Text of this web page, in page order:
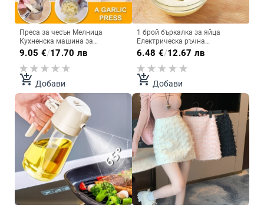
Преса за чесън Мелница
Кухненска машина за
разбиване на чесън от
неръждаема стомана Ръчна
преса Инструмент за смилане
Кухненски аксесоари 주방용품
9.05 €/17.70 лв
add_shopping_cart Добави
1 брой бъркалка за яйца
Електрическа ръчна
ротационна бъркалка за яйца
Пръчка за разпенване на кафе
Мляко Миксер за разпенване
на капучино Преносими
кухненски инструменти
6.48 €/12.67 лв
add_shopping_cart Добави